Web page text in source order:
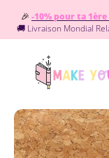
🎉 -10% pour ta
🚚 Livraison Mondial